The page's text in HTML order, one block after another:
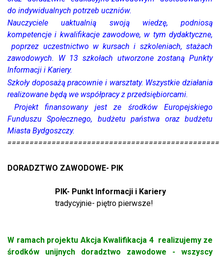
do indywidualnych potrzeb uczniów.
Nauczyciele uaktualnią swoją wiedzę, podniosą
kompetencje i kwalifikacje zawodowe, w tym dydaktyczne,
poprzez uczestnictwo w kursach i szkoleniach, stażach
zawodowych. W 13 szkołach utworzone zostaną Punkty
Informacji i Kariery.
Szkoły doposażą pracownie i warsztaty. Wszystkie działania
realizowane będą we współpracy z przedsiębiorcami.
Projekt finansowany jest ze środków Europejskiego
Funduszu Społecznego, budżetu państwa oraz budżetu
Miasta Bydgoszczy.
DORADZTWO ZAWODOWE- PIK
PIK- Punkt Informacji i Kariery
tradycyjnie- piętro pierwsze!
W ramach projektu Akcja Kwalifikacja 4 realizujemy ze
środków unijnych doradztwo zawodowe - wszyscy